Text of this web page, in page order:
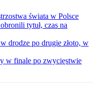
świata w Polsce
tytuł, czas na
drodze po drugie złoto, w
w finale po zwycięstwie